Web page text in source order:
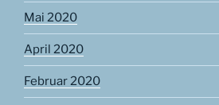
Mai 2020
April 2020
Februar 2020